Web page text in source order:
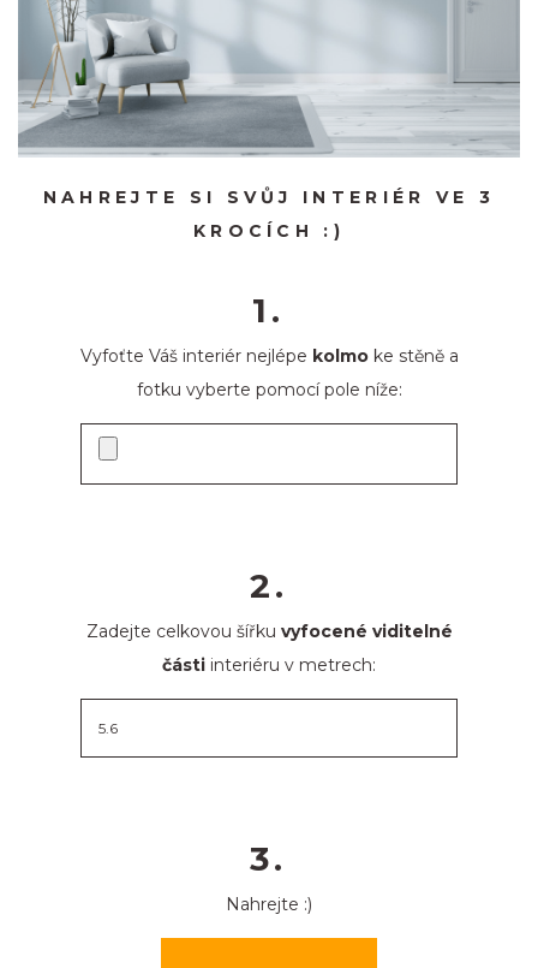
NAHREJTE SI SVŮJ INTERIÉR VE 3
KROCÍCH :)
1.
Vyfoťte Váš interiér nejlépe kolmoke stěně a
fotku vyberte pomocí pole níže:
2.
Zadejte celkovou šířku vyfocené viditelné
části interiéru v metrech:
3.
Nahrejte :)